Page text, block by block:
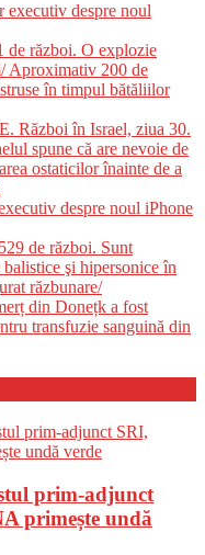
executiv despre noul
război. O explozie
Aproximativ 200 de
în timpul bătăliilor
Război în Israel, ziua 30.
spune că are nevoie de
ostaticilor înainte de a
despre noul iPhone
de război. Sunt
şi hipersonice în
răzbunare/
din Donețk a fost
transfuzie sanguină din
prim-adjunct
primește undă